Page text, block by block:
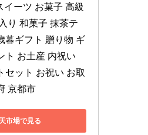
イーツ お菓子 高級
り 和菓子 抹茶テ
暮ギフト 贈り物 ギ
ト お土産 内祝い
セット お祝い お取
京都市
市場で見る